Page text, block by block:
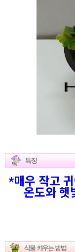
*매우 작고
온도와 햇